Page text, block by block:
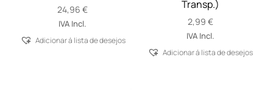
24,96€
IVA Incl.
Adicionar á lista de desejos
Transp.)
2,99 €
IVA Incl.
Adicionar á lista de desejos